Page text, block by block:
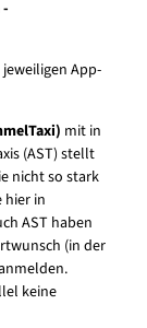
App-
mit in
(AST) stellt
nicht so stark
hier in
AST haben
(in der
keine